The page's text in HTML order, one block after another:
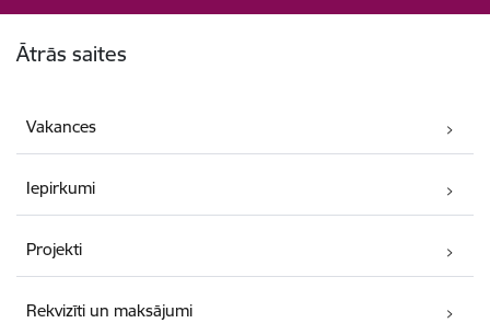
Ātrās saites
Vakances
Iepirkumi
Projekti
Rekvizīti un maksājumi